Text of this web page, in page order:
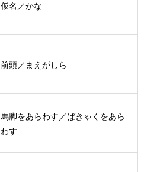
仮名／かな
前頭／まえがしら
馬脚をあらわす／ばきゃくをあら
わす